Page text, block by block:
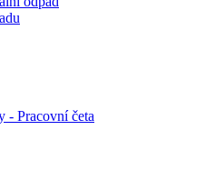
- Pracovní četa